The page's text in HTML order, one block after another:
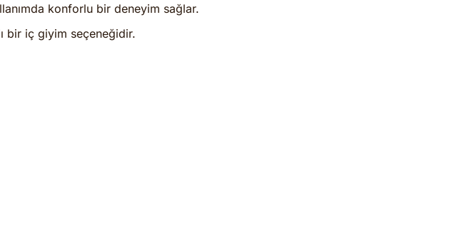
konforlu bir deneyim sağlar.
bir iç giyim seçeneğidir.